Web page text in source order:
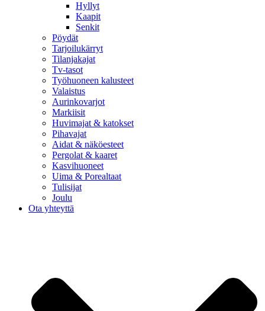
Hyllyt
Kaapit
Senkit
Pöydät
Tarjoilukärryt
Tilanjakajat
Tv-tasot
Työhuoneen kalusteet
Valaistus
Aurinkovarjot
Markiisit
Huvimajat & katokset
Pihavajat
Aidat & näköesteet
Pergolat & kaaret
Kasvihuoneet
Uima & Porealtaat
Tulisijat
Joulu
Ota yhteyttä